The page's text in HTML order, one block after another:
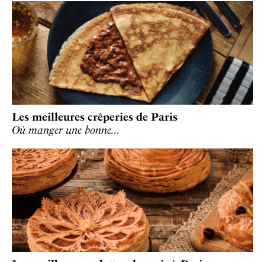
Les meilleures crêperies de Paris
Où manger une bonne…